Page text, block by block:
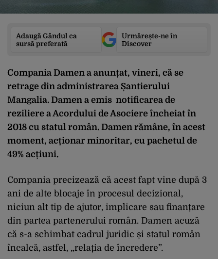
Adaugă Gândul ca
sursă preferată
Urmărește-ne în
Discover
Compania Damen a anunțat, vineri, că se
retrage din administrarea Șantierului
Mangalia. Damen a emis notificarea de
reziliere a Acordului de Asociere încheiat în
2018 cu statul român. Damen rămâne, în acest
moment, acționar minoritar, cu pachetul de
49% acțiuni.
Compania precizează că acest fapt vine după 3
ani de alte blocaje în procesul decizional,
niciun alt tip de ajutor, implicare sau finanțare
din partea partenerului român. Damen acuză
că s-a schimbat cadrul juridic și statul român
încalcă, astfel, „relația de încredere”.